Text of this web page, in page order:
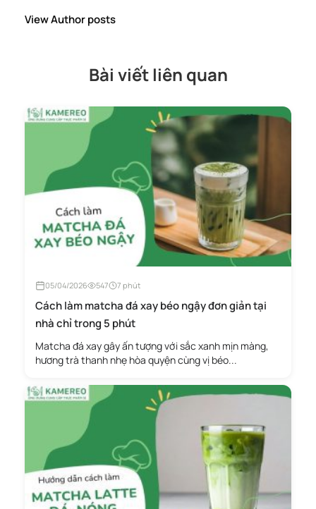
View Author posts
Bài viết liên quan
05/04/2026 547 7 phút
Cách làm matcha đá xay béo ngậy đơn giản tại
nhà chỉ trong 5 phút
Matcha đá xay gây ấn tượng với sắc xanh mịn màng,
hương trà thanh nhẹ hòa quyện cùng vị béo...